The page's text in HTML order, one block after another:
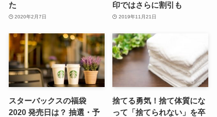
た
2020年2月7日
印ではさらに割引も
2019年11月21日
スターバックスの福袋
2020 発売日は？ 抽選・予
捨てる勇気！捨て体質にな
って「捨てられない」を卒